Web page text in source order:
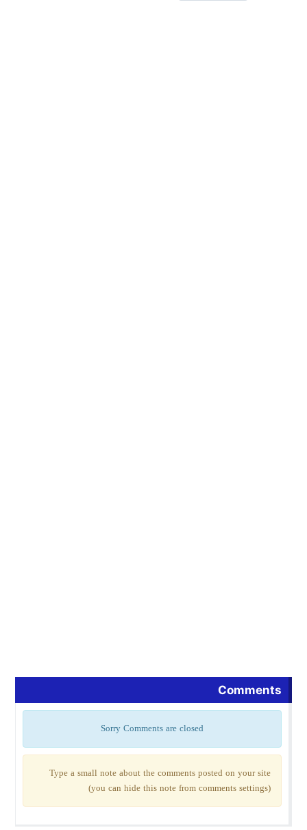
Comments
Sorry Comments are closed
Type a small note about the comments posted on your site
(you can hide this note from comments settings)